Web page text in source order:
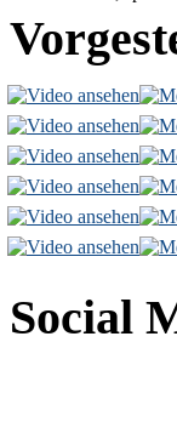
Social